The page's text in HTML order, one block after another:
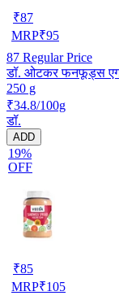
₹87
MRP₹95
87 Regular Price
डॉ. ओटकर फनफूड्स
250 g
₹34.8/100g
डॉ.
ADD
19%
OFF
₹85
MRP₹105